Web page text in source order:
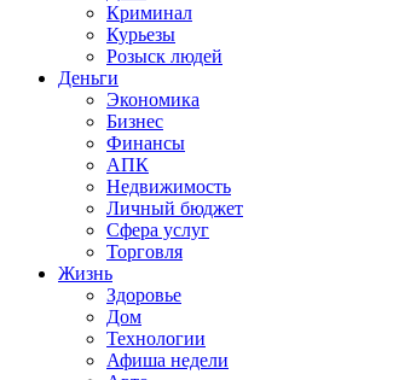
Криминал
Курьезы
Розыск людей
Деньги
Экономика
Бизнес
Финансы
АПК
Недвижимость
Личный бюджет
Сфера услуг
Торговля
Жизнь
Здоровье
Дом
Технологии
Афиша недели